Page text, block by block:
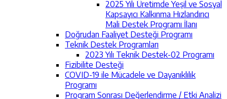
2025 Yılı Üretimde Yeşil ve Sosyal
Kapsayıcı Kalkınma Hızlandırıcı
Mali Destek Programı İlanı
Doğrudan Faaliyet Desteği Programı
Teknik Destek Programları
2023 Yılı Teknik Destek-02 Programı
Fizibilite Desteği
COVID-19 ile Mücadele ve Dayanıklılık
Programı
Program Sonrası Değerlendirme / Etki Analizi